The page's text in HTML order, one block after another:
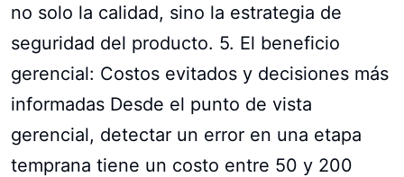
no solo la calidad, sino la estrategia de
seguridad del producto. 5. El beneficio
gerencial: Costos evitados y decisiones más
informadas Desde el punto de vista
gerencial, detectar un error en una etapa
temprana tiene un costo entre 50 y 200